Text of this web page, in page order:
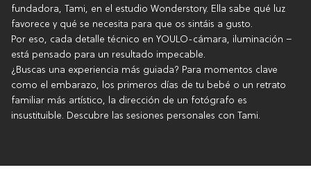
fundadora, Tami, en el estudio Wonderstory. Ella sabe qué luz
favorece y qué se necesita para que os sintáis a gusto.
Por eso, cada detalle técnico en YOULO-cámara, iluminación –
está pensado para un resultado impecable.
¿Buscas una experiencia más guiada? Para momentos clave
como el embarazo, los primeros días de tu bebé o un retrato
familiar más artístico, la dirección de un fotógrafo es
insustituible. Descubre las sesiones personales con Tami.